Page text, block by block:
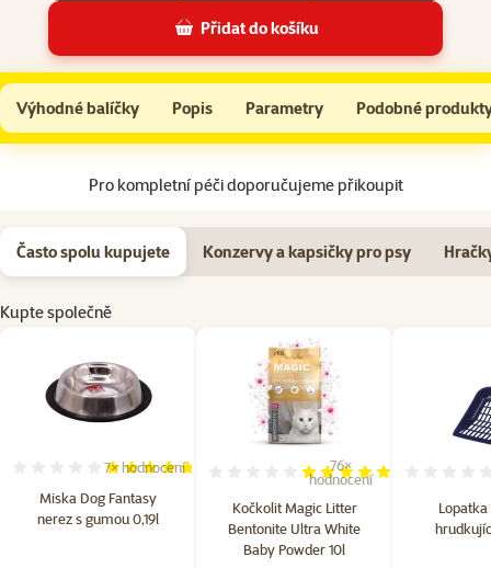
Přidat do košíku
Miska Dog Fantasy nerez s gumou 0,19l
Do košíku
Výhodné balíčky Popis Parametry Podobné
Na začátek stránky
Pro kompletní péči doporučujeme přikoupit
Často spolu kupujete Konzervy a kapsičky pro psy
Kupte společně
Miska Dog Fantasy
nerez s gumou 0,19l
Hodnocení 94%, počet hodnocení: 7
7×hodnocení
Kočkolit Magic Litter
Bentonite Ultra White
Baby Powder 10l
Hodnocení 97%, počet
76×
hodnocení